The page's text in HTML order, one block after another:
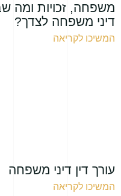
משפחה, זכויות ומה
דיני משפחה לצדך?
המשיכו לקריאה
עורך דין דיני משפחה
המשיכו לקריאה